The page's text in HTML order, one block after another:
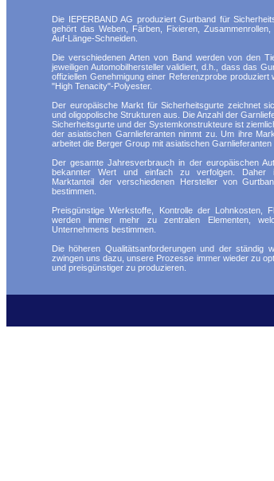
Die IEPERBAND AG produziert Gurtband für
gehört das Weben, Färben, Fixieren,
Auf-Länge-Schneiden.
Die verschiedenen Arten von Band werden von den
jeweiligen Automobilhersteller validiert, d.h., dass das
offiziellen Genehmigung einer Referenzprobe produziert
"High Tenacity"-Polyester.
Der europäische Markt für Sicherheitsgurte zeichnet
und oligopolische Strukturen aus. Die Anzahl der
Sicherheitsgurte und der Systemkonstrukteure ist
der asiatischen Garnlieferanten nimmt zu. Um ihre
arbeitet die Berger Group mit asiatischen Garnlieferanten
Der gesamte Jahresverbrauch in der europäischen
bekannter Wert und einfach zu verfolgen. Daher
Marktanteil der verschiedenen Hersteller von
bestimmen.
Preisgünstige Werkstoffe, Kontrolle der Lohnkosten,
werden immer mehr zu zentralen Elementen,
Unternehmens bestimmen.
Die höheren Qualitätsanforderungen und der ständig
zwingen uns dazu, unsere Prozesse immer wieder zu
und preisgünstiger zu produzieren.